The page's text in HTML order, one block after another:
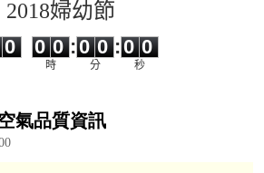
2018婦幼節
0
0
0
0
時
:
0
0
0
0
分
:0 0
秒